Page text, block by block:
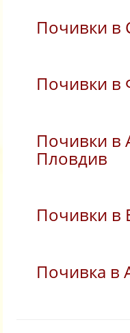
Почивки в
Почивки в
Почивки в
Пловдив
Почивки в
Почивка в